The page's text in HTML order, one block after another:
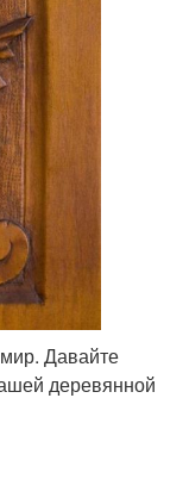
Давайте
деревянной